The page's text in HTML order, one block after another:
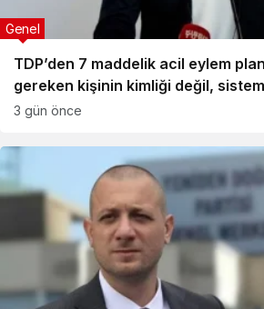
TDP’den 7 maddelik acil eylem
gereken kişinin kimliği değil,
Genel
3 gün önce